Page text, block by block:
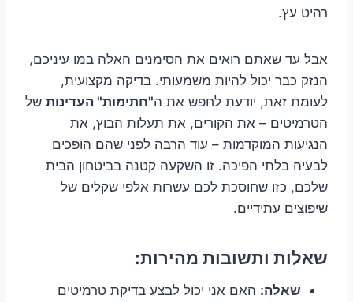
רהיט עץ.
אבל עד שאתם רואים את הסימנים האלה במו עיניכם,
הנזק כבר יכול להיות משמעותי. בדיקה מקצועית,
לעומת זאת, יודעת לחפש את ה"חתימות" העדינות של
הטרמיטים – את הקורים, את תעלות הבוץ, את
הנגיעות המוקדמות – עוד הרבה לפני שהם הופכים
לבעיה בלתי הפיכה. זו השקעה קטנה בביטחון הבית
שלכם, כזו שחוסכת לכם עשרות אלפי שקלים של
שיפוצים עתידיים.
שאלות ותשובות מהירות:
שאלה: האם אני יכול לבצע בדיקת טרמיטים